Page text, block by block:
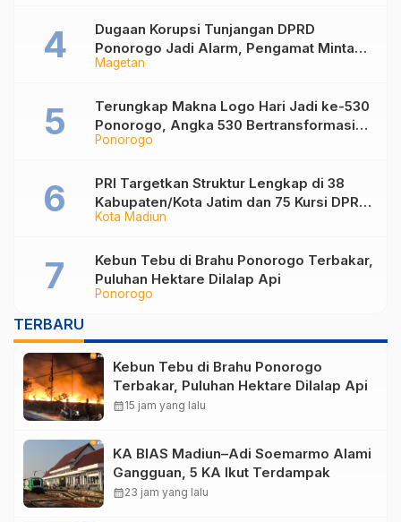
Magetan
Dugaan Korupsi Tunjangan DPRD
Ponorogo Jadi Alarm, Pengamat Minta
Magetan Perkuat Tata Kelola
Ponorogo
Terungkap Makna Logo Hari Jadi ke-530
Ponorogo, Angka 530 Bertransformasi
Jadi Sekar Kinanthi
Kota Madiun
PRI Targetkan Struktur Lengkap di 38
Kabupaten/Kota Jatim dan 75 Kursi DPR
RI pada Pemilu 2029
Ponorogo
Kebun Tebu di Brahu Ponorogo Terbakar,
Puluhan Hektare Dilalap Api
TERBARU
Kebun Tebu di Brahu Ponorogo
Terbakar, Puluhan Hektare Dilalap Api
calendar_month15 jam yang lalu
KA BIAS Madiun–Adi Soemarmo Alami
Gangguan, 5 KA Ikut Terdampak
calendar_month23 jam yang lalu